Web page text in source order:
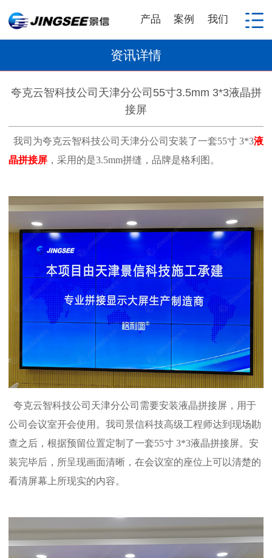
产品 案例 我们
资讯详情
夸克云智科技公司天津分公司55寸3.5mm 3*3液晶拼
接屏
我司为夸克云智科技公司天津分公司安装了一套55寸 3*3液
晶拼接屏 ，采用的是3.5mm拼缝，品牌是格利图。
夸克云智科技公司天津分公司需要安装液晶拼接屏，用于
公司会议室开会使用。我司景信科技高级工程师达到现场勘
查之后，根据预留位置定制了一套55寸 3*3液晶拼接屏。安
装完毕后，所呈现画面清晰，在会议室的座位上可以清楚的
看清屏幕上所现实的内容。